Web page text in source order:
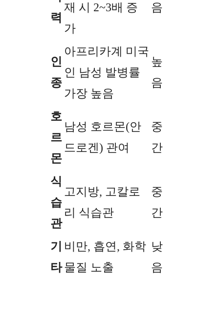
력
재 시 2~3배 증
가
음
인
종
아프리카계 미국
인 남성 발병률
가장 높음
높
음
호
르
몬
남성 호르몬(안
드로겐) 관여
중
간
식
습
관
고지방, 고칼로
리 식습관
중
간
기
타
비만, 흡연, 화학
물질 노출
낮
음